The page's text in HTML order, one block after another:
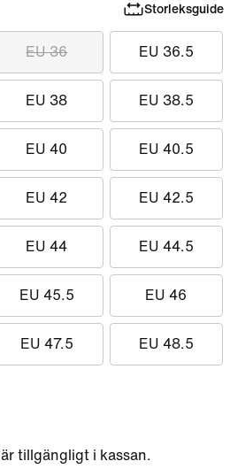
Storleksguide
EU 36 EU 36.5
EU 38 EU 38.5
EU 40 EU 40.5
EU 42 EU 42.5
EU 44 EU 44.5
EU 45.5 EU 46
EU 47.5 EU 48.5
Klarna
är tillgängligt i kassan.